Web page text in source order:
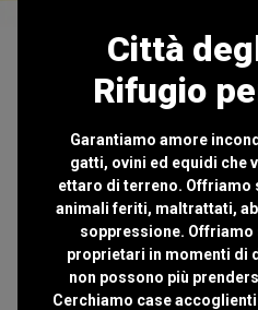
Città
Rifugio
Garantiamo amore
gatti, ovini ed equidi che
ettaro di terreno. Offriamo
animali feriti, maltrattati,
soppressione.
proprietari in momenti di
non possono più
Cerchiamo case